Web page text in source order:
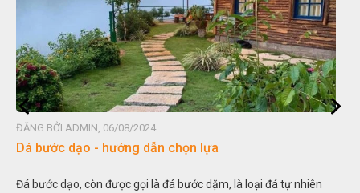
ĐĂNG BỞI ADMIN, 06/08/2024
Dá bước dạo - hướng dẫn chọn lựa
Đá bước dạo, còn được gọi là đá bước dặm, là loại đá tự nhiên